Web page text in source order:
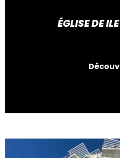
ÉGLISE DE